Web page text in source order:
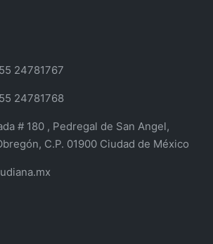
24781767
24781768
# 180 , Pedregal de San Angel,
C.P. 01900 Ciudad de México